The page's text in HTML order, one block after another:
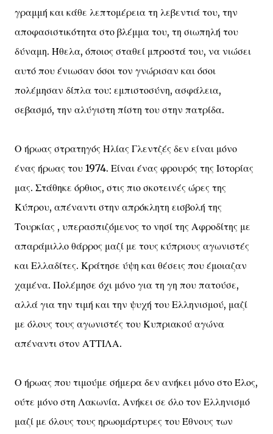
γραμμή και κάθε λεπτομέρεια τη λεβεντιά του, την
αποφασιστικότητα στο βλέμμα του, τη σιωπηλή του
δύναμη. Ήθελα, όποιος σταθεί μπροστά του, να νιώσει
αυτό που ένιωσαν όσοι τον γνώρισαν και όσοι
πολέμησαν δίπλα του: εμπιστοσύνη, ασφάλεια,
σεβασμό, την αλύγιστη πίστη του στην πατρίδα.
Ο ήρωας στρατηγός Ηλίας Γλεντζές δεν είναι μόνο
ένας ήρωας του 1974. Είναι ένας φρουρός της Ιστορίας
μας. Στάθηκε όρθιος, στις πιο σκοτεινές ώρες της
Κύπρου, απέναντι στην απρόκλητη εισβολή της
Τουρκίας , υπερασπιζόμενος το νησί της Αφροδίτης με
απαράμιλλο θάρρος μαζί με τους κύπριους αγωνιστές
και Ελλαδίτες. Κράτησε ύψη και θέσεις που έμοιαζαν
χαμένα. Πολέμησε όχι μόνο για τη γη που πατούσε,
αλλά για την τιμή και την ψυχή του Ελληνισμού, μαζί
με όλους τους αγωνιστές του Κυπριακού αγώνα
απέναντι στον ΑΤΤΙΛΑ.
Ο ήρωας που τιμούμε σήμερα δεν ανήκει μόνο στο Έλος,
ούτε μόνο στη Λακωνία. Ανήκει σε όλο τον Ελληνισμό
μαζί με όλους τους ηρωομάρτυρες του Έθνους των